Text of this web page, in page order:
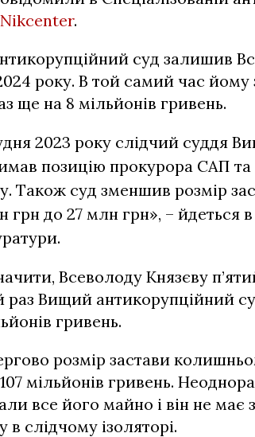
Nikcenter.
суд залишив
року. В той самий час йому
ще на 8 мільйонів гривень.
2023 року слідчий суддя
позицію прокурора САП
Також суд зменшив розмір
грн до 27 млн грн», – йдеться
Всеволоду Князєву
раз Вищий антикорупційний
гривень.
розмір застави
мільйонів гривень.
все його майно і він не має
в слідчому ізоляторі.